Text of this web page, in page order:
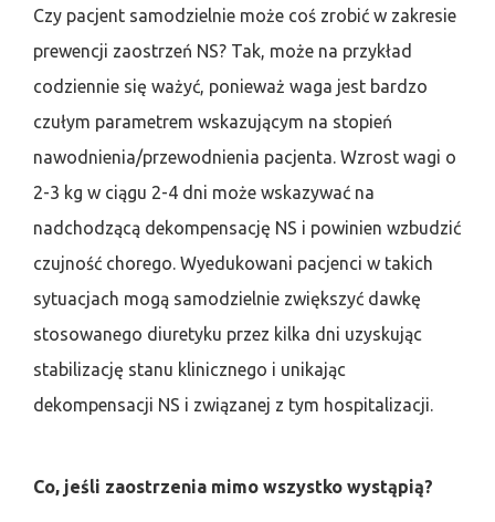
Czy pacjent samodzielnie może coś zrobić w zakresie
prewencji zaostrzeń NS? Tak, może na przykład
codziennie się ważyć, ponieważ waga jest bardzo
czułym parametrem wskazującym na stopień
nawodnienia/przewodnienia pacjenta. Wzrost wagi o
2-3 kg w ciągu 2-4 dni może wskazywać na
nadchodzącą dekompensację NS i powinien wzbudzić
czujność chorego. Wyedukowani pacjenci w takich
sytuacjach mogą samodzielnie zwiększyć dawkę
stosowanego diuretyku przez kilka dni uzyskując
stabilizację stanu klinicznego i unikając
dekompensacji NS i związanej z tym hospitalizacji.
Co, jeśli zaostrzenia mimo wszystko wystąpią?